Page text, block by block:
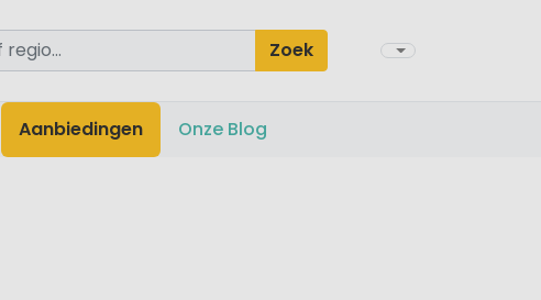
Zoek
Aanbiedingen Onze Blog